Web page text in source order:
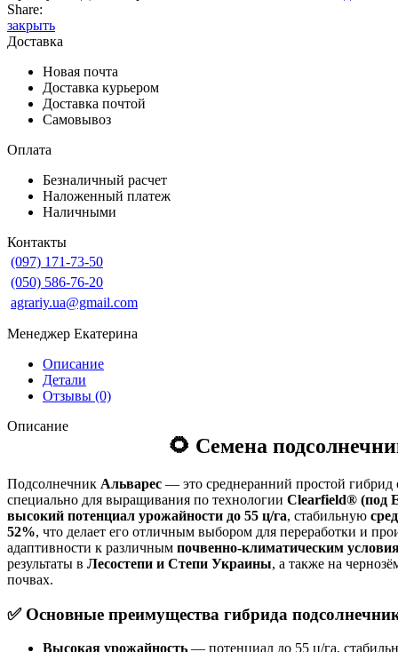
Share:
закрыть
Доставка
Новая почта
Доставка курьером
Доставка почтой
Самовывоз
Оплата
Безналичный расчет
Наложенный платеж
Наличными
Контакты
(097) 171-73-50
(050) 586-76-20
agrariy.ua@gmail.com
Менеджер Екатерина
Описание
Детали
Отзывы (0)
Описание
🌻 Семена
Подсолнечник Альварес — это среднеранний простой гибрид
специально для выращивания по технологии Clearfield® (под
высокий потенциал урожайности до 55 ц/га, стабильную
52%, что делает его отличным выбором для переработки и
адаптивности к различным почвенно-климатическим
результаты в Лесостепи и Степи Украины, а также на
почвах.
✅ Основные преимущества гибрида
Высокая урожайность — потенциал до 55 ц/га,